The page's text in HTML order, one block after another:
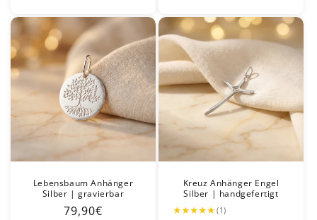
Lebensbaum Anhänger
Silber | gravierbar
Normaler
79,90€
Kreuz Anhänger Engel
Silber | handgefertigt
★★★★★(1)